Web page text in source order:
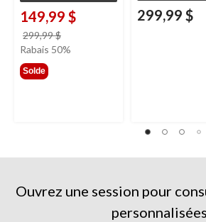
149,99 $
299,99 $
était
Rabais 50%
Solde
299,99 $
Ouvrez une session pour
personnalisées